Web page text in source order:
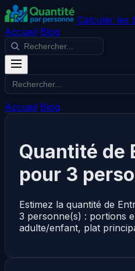
Calculer les
Accueil Blog
Accueil Blog
Quantité de
pour 3
Estimez la quantité de
3 personne(s) : portions
adulte/enfant, plat